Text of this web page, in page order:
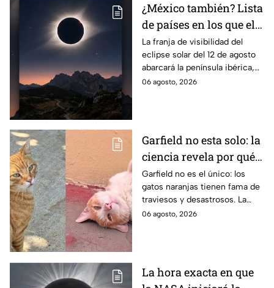
¿México también? Lista
de países en los que el
12 de agosto se verá el
eclipse solar total y en
los que será parcial
La franja de visibilidad del
eclipse solar del 12 de agosto
abarcará la península ibérica,
por lo que solo podrá
06 agosto, 2026
Garfield no esta solo: la
ciencia revela por qué
los gatos naranjas
tienen tanta fama de
hacer "desastres"
Garfield no es el único: los
gatos naranjas tienen fama de
traviesos y desastrosos. La
ciencia explica qué hay detrás
06 agosto, 2026
La hora exacta en que